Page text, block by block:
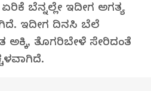
ಬೆನ್ನಲ್ಲೇ ಇದೀಗ ಅಗತ್ಯ
ಇದೀಗ ದಿನಸಿ ಬೆಲೆ
ಅಕ್ಕಿ, ತೊಗರಿಬೇಳೆ ಸೇರಿದಂತೆ